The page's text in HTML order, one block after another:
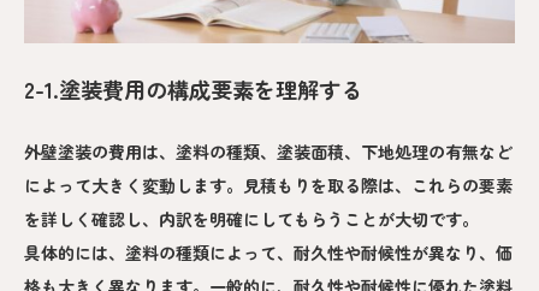
2-1.塗装費用の構成要素を理解する
外壁塗装の費用は、塗料の種類、塗装面積、下地処理の有無など
によって大きく変動します。見積もりを取る際は、これらの要素
を詳しく確認し、内訳を明確にしてもらうことが大切です。
具体的には、塗料の種類によって、耐久性や耐候性が異なり、価
格も大きく異なります。一般的に、耐久性や耐候性に優れた塗料